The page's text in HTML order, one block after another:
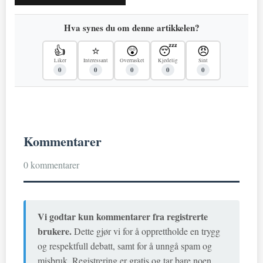
Hva synes du om denne artikkelen?
👍
Liker
0
⭐
Interessant
0
😲
Overrasket
0
😴
Kjedelig
0
😠
Sint
0
Kommentarer
0 kommentarer
Vi godtar kun kommentarer fra registrerte
brukere.Dette gjør vi for å opprettholde en trygg
og respektfull debatt, samt for å unngå spam og
misbruk. Registrering er gratis og tar bare noen